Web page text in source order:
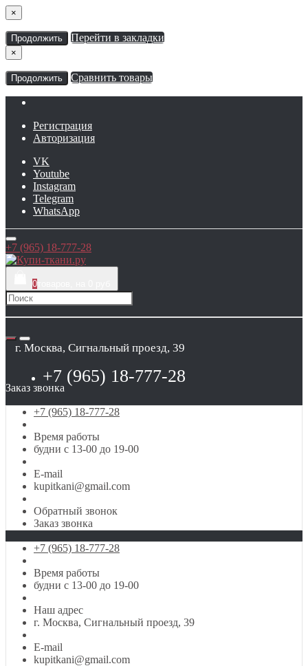
×
Продолжить Перейти в закладки
×
Продолжить Сравнить товары
Регистрация
Авторизация
VK
Youtube
Instagram
Telegram
WhatsApp
+7 (965) 18-777-28
0
г. Москва, Сигнальный проезд, 39
+7 (965) 18-777-28
Заказ звонка
+7 (965) 18-777-28
Время работы
будни с 13-00 до 19-00
E-mail
kupitkani@gmail.com
Обратный звонок
Заказ звонка
+7 (965) 18-777-28
Время работы
будни с 13-00 до 19-00
Наш адрес
г. Москва, Сигнальный проезд, 39
E-mail
kupitkani@gmail.com